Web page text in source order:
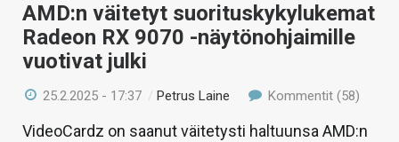
AMD:n väitetyt suorituskykylukemat
Radeon RX 9070 -näytönohjaimille
vuotivat julki
25.2.2025 - 17:37 / Petrus Laine Kommentit (58)
VideoCardz on saanut väitetysti haltuunsa AMD:n